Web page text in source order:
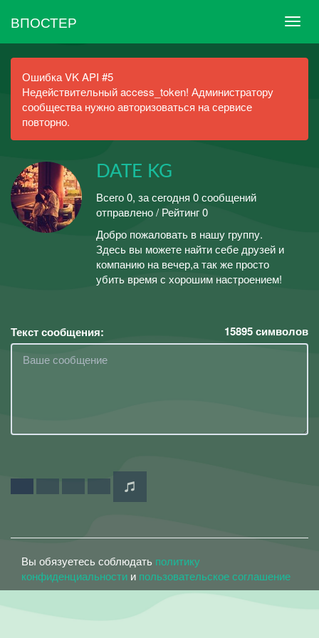
ВПОСТЕР
Ошибка VK API #5
Недействительный access_token! Администратору
сообщества нужно авторизоваться на сервисе
повторно.
DATE KG
Всего 0, за сегодня 0 сообщений
отправлено / Рейтинг 0
Добро пожаловать в нашу группу.
Здесь вы можете найти себе друзей и
компанию на вечер,а так же просто
убить время с хорошим настроением!
Текст сообщения: 15895символов
Вы обязуетесь соблюдать политику
конфиденциальности и пользовательское соглашение